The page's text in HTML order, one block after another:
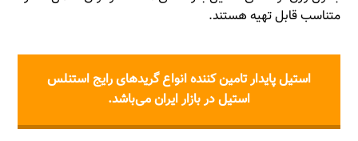
متناسب قابل تهیه هستند.
استیل پایدار تامین کننده انواع گریدهای رایج استنلس
استیل در بازار ایران می‌باشد.